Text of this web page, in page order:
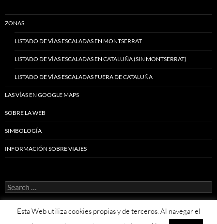
ZONAS
LISTADO DE VÍAS ESCALADAS EN MONTSERRAT
LISTADO DE VÍAS ESCALADAS EN CATALUÑA (SIN MONTSERRAT)
LISTADO DE VÍAS ESCALADAS FUERA DE CATALUÑA
LAS VÍAS EN GOOGLE MAPS
SOBRE LA WEB
SIMBOLOGÍA
INFORMACIÓN SOBRE VIAJES
Search
for:
Esta Web utiliza cookies propias y de terceros. Al navegar el